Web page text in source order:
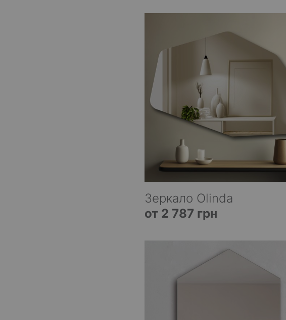
Зеркало Olinda
от 2 787 грн